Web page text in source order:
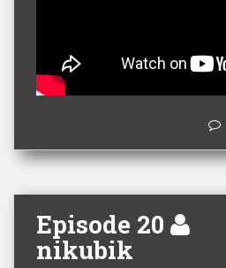
Episode 20
nikubik